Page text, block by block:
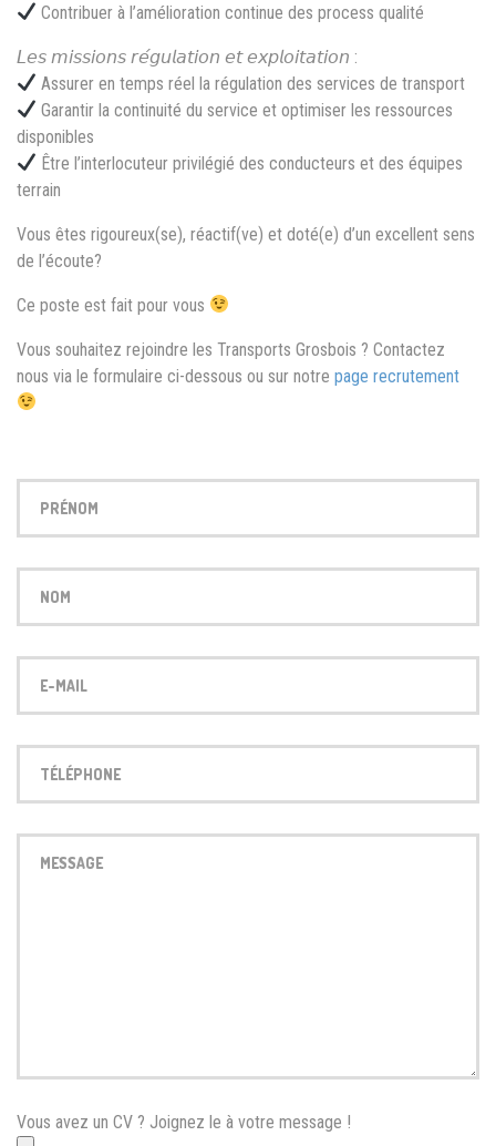
Contribuer à l’amélioration continue des process qualité
𝘓𝘦𝘴 𝘮𝘪𝘴𝘴𝘪𝘰𝘯𝘴 𝘳𝘦́𝘨𝘶𝘭𝘢𝘵𝘪𝘰𝘯 𝘦𝘵 𝘦𝘹𝘱𝘭𝘰𝘪𝘵𝘢𝘵𝘪𝘰𝘯 :
Assurer en temps réel la régulation des services de transport
Garantir la continuité du service et optimiser les ressources
disponibles
Être l’interlocuteur privilégié des conducteurs et des équipes
terrain
Vous êtes rigoureux(se), réactif(ve) et doté(e) d’un excellent sens
de l’écoute?
Ce poste est fait pour vous
Vous souhaitez rejoindre les Transports Grosbois ? Contactez
nous via le formulaire ci-dessous ou sur notre page recrutement
Vous avez un CV ? Joignez le à votre message !